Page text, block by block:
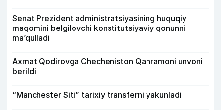
Senat Prezident administratsiyasining huquqiy
maqomini belgilovchi konstitutsiyaviy qonunni
ma’qulladi
Axmat Qodirovga Checheniston Qahramoni unvoni
berildi
“Manchester Siti” tarixiy transferni yakunladi